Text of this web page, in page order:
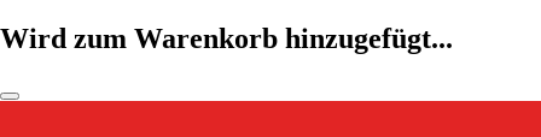
Wird zum Warenkorb hinzugefügt...